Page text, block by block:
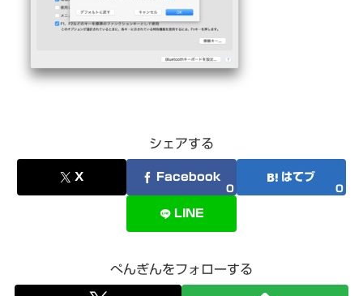
シェアする
X Facebook
0
はてブ
0
LINE
ぺんぎんをフォローする